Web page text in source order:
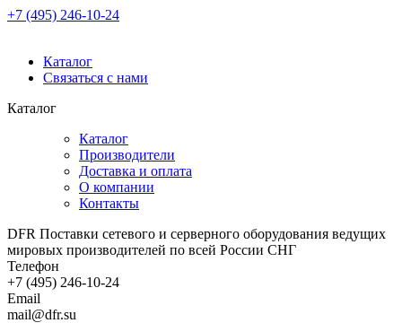
+7 (495) 246-10-24
Каталог
Связаться с нами
Каталог
Каталог
Производители
Доставка и оплата
О компании
Контакты
DFR Поставки сетевого и серверного оборудования ведущих
мировых производителей по всей России СНГ
Телефон
+7 (495) 246-10-24
Email
mail@dfr.su